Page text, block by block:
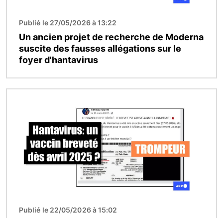
Publié le 27/05/2026 à 13:22
Un ancien projet de recherche de Moderna
suscite des fausses allégations sur le
foyer d'hantavirus
Publié le 22/05/2026 à 15:02